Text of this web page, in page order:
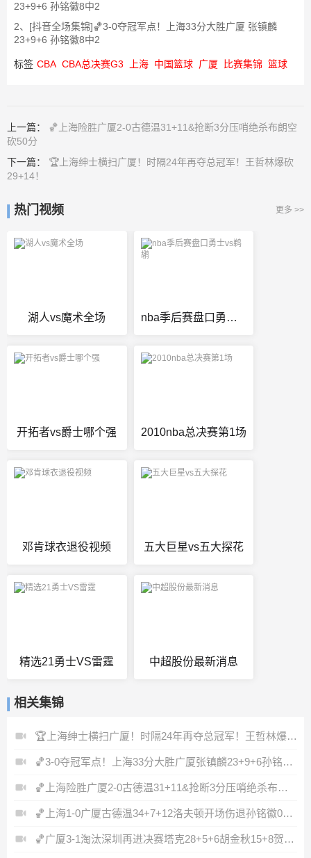
23+9+6 孙铭徽8中2
2、[抖音全场集锦]🏀3-0夺冠军点！上海33分大胜广厦 张镇麟
23+9+6 孙铭徽8中2
标签 CBA CBA总决赛G3 上海 中国篮球 广厦 比赛集锦 篮球
上一篇： 🏀上海险胜广厦2-0古德温31+11&抢断3分压哨绝杀布朗空
砍50分
下一篇： 🏆上海绅士横扫广厦！时隔24年再夺总冠军！王哲林爆砍
29+14！
热门视频 更多 >>
湖人vs魔术全场 nba季后赛盘口勇士vs鹈鹕
开拓者vs爵士哪个强 2010nba总决赛第1场
邓肯球衣退役视频 五大巨星vs五大探花
精选21勇士VS雷霆 中超股份最新消息
相关集锦
🏆上海绅士横扫广厦！时隔24年再夺总冠军！王哲林爆砍29+14！
🏀3-0夺冠军点！上海33分大胜广厦张镇麟23+9+6孙铭徽8中2
🏀上海险胜广厦2-0古德温31+11&抢断3分压哨绝杀布朗空砍50分
🏀上海1-0广厦古德温34+7+12洛夫顿开场伤退孙铭徽0分&5失误
🏀广厦3-1淘汰深圳再进决赛塔克28+5+6胡金秋15+8贺希宁12分